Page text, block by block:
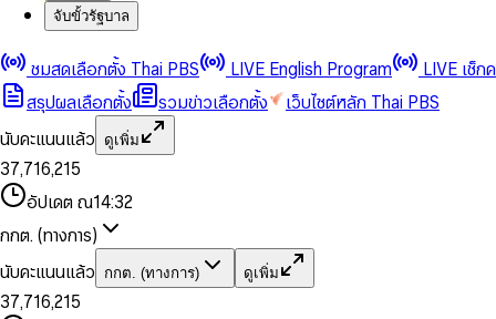
จับขั้วรัฐบาล
ชมสดเลือกตั้ง Thai PBS LIVE English Program
LIVE เช็ก
สรุปผลเลือกตั้ง
รวมข่าวเลือกตั้ง
เว็บไซต์หลัก Thai PBS
นับคะแนนแล้ว
ดูเพิ่ม
0
1
2
3
4
5
6
8
9
2
3
4
5
6
7
8
9
,
0
2
4
6
7
8
9
0
1
2
3
4
5
6
7
8
1
3
5
6
7
8
9
,
1
2
4
5
7
8
9
0
1
3
4
6
7
8
0
2
3
4
5
7
8
อัปเดต ณ14:32
กกต. (ทางการ)
นับคะแนนแล้ว
กกต. (ทางการ) ดูเพิ่ม
0
1
2
3
0
1
2
4
5
6
7,
0
1
2
4
6
7
0
1
0
1
3
5
6,
1
2
0
1
0
2
3
4
5